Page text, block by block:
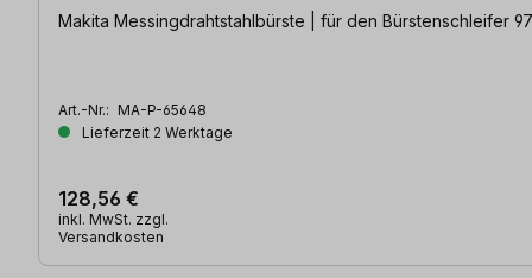
Makita Messingdrahtstahlbürste | für den Bürstenschleifer
Art.-Nr.: MA-P-65648
Lieferzeit 2 Werktage
128,56 €
inkl. MwSt. zzgl.
Versandkosten